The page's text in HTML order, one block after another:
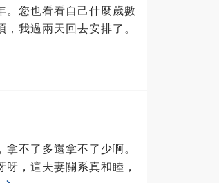
。您也看看自己什麼歲數
我過兩天回去安排了。
不了多還拿不了少啊。
，這夫妻關系真和睦，